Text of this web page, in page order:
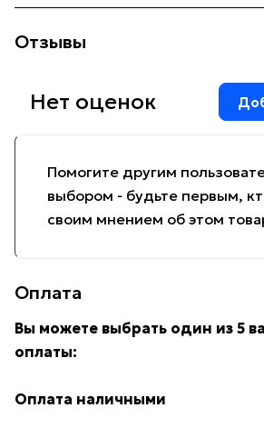
Отзывы
Помогите другим
выбором - будьте первым,
своим мнением об этом
Нет оценок
Оплата
Вы можете выбрать один из 5
оплаты:
Оплата наличными